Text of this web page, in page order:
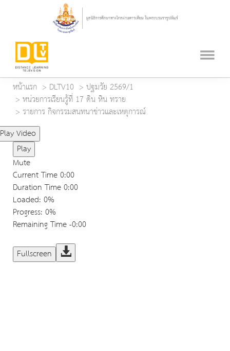
หน้าแรก DLTV10
ปฐมวัย 2569/1
หน่วยการเรียนรู้ที่ 17 ดิน หิน ทราย
รายการ กิจกรรมสนทนาข่าวและเหตุการณ์
Play Video
Play
Mute
Current Time0:00
Duration Time0:00
Loaded: 0%
Progress: 0%
Remaining Time-0:00
Fullscreen